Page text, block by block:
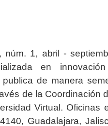
núm. 1, abril -
en
de manera
de la Coordinación
Virtual. Oficinas
Guadalajara,